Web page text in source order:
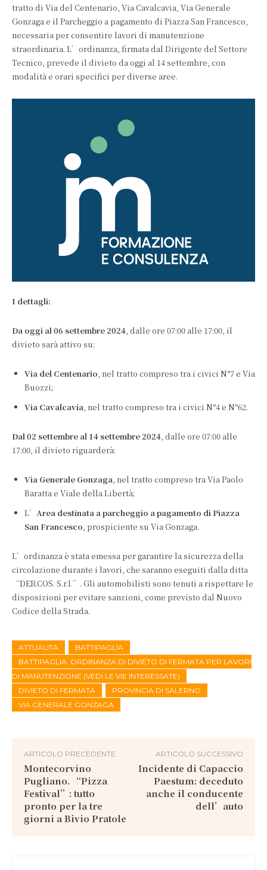
tratto di Via del Centenario, Via Cavalcavia, Via Generale
Gonzaga e il Parcheggio a pagamento di Piazza San Francesco,
necessaria per consentire lavori di manutenzione
straordinaria. L’ordinanza, firmata dal Dirigente del Settore
Tecnico, prevede il divieto da oggi al 14 settembre, con
modalità e orari specifici per diverse aree.
I dettagli:
Da oggi al 06 settembre 2024, dalle ore 07:00 alle 17:00, il
divieto sarà attivo su:
Via del Centenario, nel tratto compreso tra i civici N°7 e Via
Buozzi;
Via Cavalcavia, nel tratto compreso tra i civici N°4 e N°62.
Dal 02 settembre al 14 settembre 2024, dalle ore 07:00 alle
17:00, il divieto riguarderà:
Via Generale Gonzaga, nel tratto compreso tra Via Paolo
Baratta e Viale della Libertà;
L’ Area destinata a parcheggio a pagamento di Piazza
San Francesco, prospiciente su Via Gonzaga.
L’ordinanza è stata emessa per garantire la sicurezza della
circolazione durante i lavori, che saranno eseguiti dalla ditta
“DER.COS. S.r.l.”. Gli automobilisti sono tenuti a rispettare le
disposizioni per evitare sanzioni, come previsto dal Nuovo
Codice della Strada.
ATTUALITÀ
BATTIPAGLIA
BATTIPAGLIA. ORDINANZA DI DIVIETO DI FERMATA PER LAVORI
DI MANUTENZIONE (VEDI LE VIE INTERESSATE)
DIVIETO DI FERMATA
PROVINCIA DI SALERNO
VIA GENERALE GONZAGA
ARTICOLO PRECEDENTE
Montecorvino
Pugliano. “Pizza
Festival”: tutto
pronto per la tre
giorni a Bivio Pratole
ARTICOLO SUCCESSIVO
Incidente di Capaccio
Paestum: deceduto
anche il conducente
dell’auto